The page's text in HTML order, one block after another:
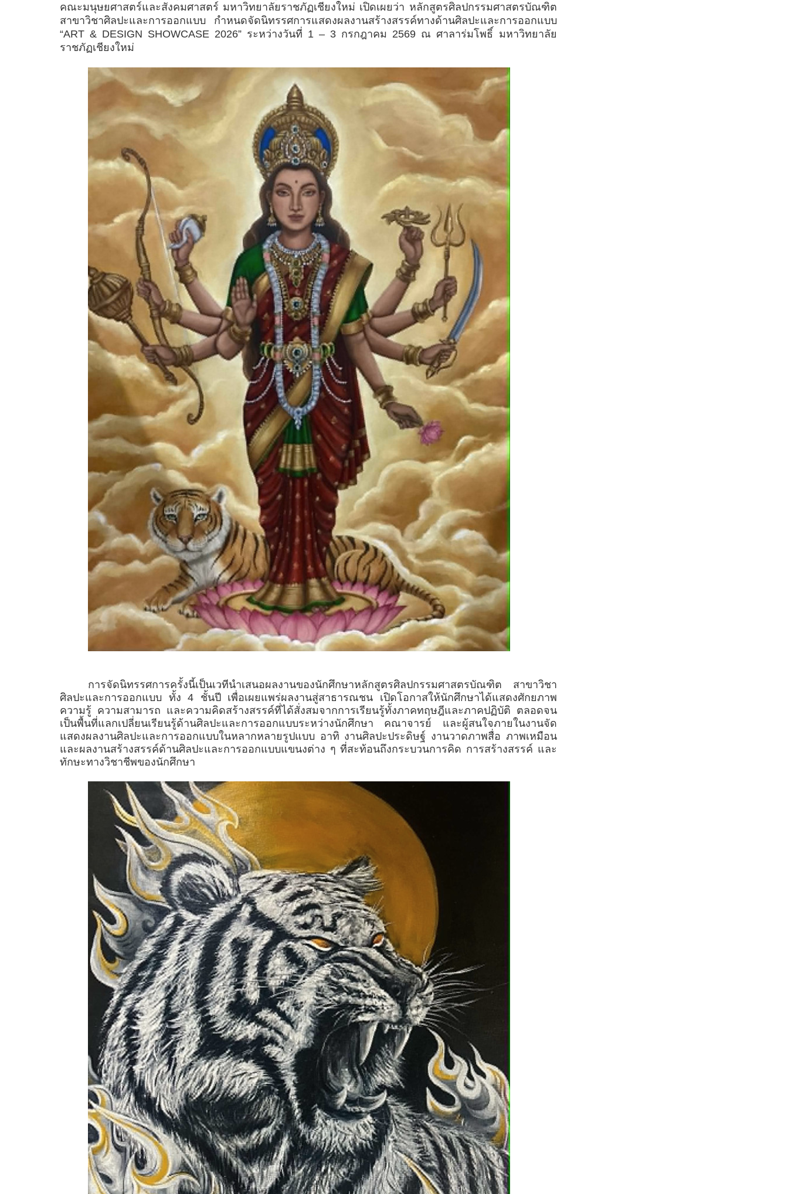
คณะมนุษยศาสตร์และสังคมศาสตร์ มหาวิทยาลัยราชภัฏเชียงใหม่ เปิดเผยว่า หลักสูตรศิลปกรรมศาสตรบัณฑิต
สาขาวิชาศิลปะและการออกแบบ กำหนดจัดนิทรรศการแสดงผลงานสร้างสรรค์ทางด้านศิลปะและการออกแบบ
“ART & DESIGN SHOWCASE 2026” ระหว่างวันที่ 1 – 3 กรกฎาคม 2569 ณ ศาลาร่มโพธิ์ มหาวิทยาลัย
ราชภัฏเชียงใหม่
การจัดนิทรรศการครั้งนี้เป็นเวทีนำเสนอผลงานของนักศึกษาหลักสูตรศิลปกรรมศาสตรบัณฑิต สาขาวิชา
ศิลปะและการออกแบบ ทั้ง 4 ชั้นปี เพื่อเผยแพร่ผลงานสู่สาธารณชน เปิดโอกาสให้นักศึกษาได้แสดงศักยภาพ
ความรู้ ความสามารถ และความคิดสร้างสรรค์ที่ได้สั่งสมจากการเรียนรู้ทั้งภาคทฤษฎีและภาคปฏิบัติ ตลอดจน
เป็นพื้นที่แลกเปลี่ยนเรียนรู้ด้านศิลปะและการออกแบบระหว่างนักศึกษา คณาจารย์ และผู้สนใจภายในงานจัด
แสดงผลงานศิลปะและการออกแบบในหลากหลายรูปแบบ อาทิ งานศิลปะประดิษฐ์ งานวาดภาพสื่อ ภาพเหมือน
และผลงานสร้างสรรค์ด้านศิลปะและการออกแบบแขนงต่าง ๆ ที่สะท้อนถึงกระบวนการคิด การสร้างสรรค์ และ
ทักษะทางวิชาชีพของนักศึกษา